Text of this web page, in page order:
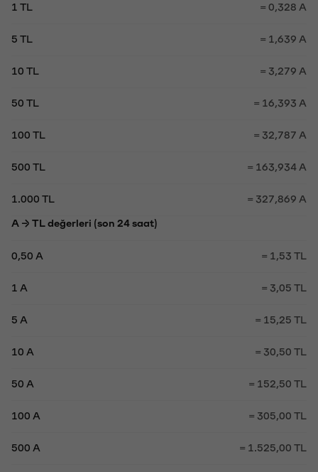
1 TL = 0,328 A
5 TL = 1,639 A
10 TL = 3,279 A
50 TL = 16,393 A
100 TL = 32,787 A
500 TL = 163,934 A
1.000 TL = 327,869 A
A → TL değerleri (son 24 saat)
0,50 A = 1,53 TL
1 A = 3,05 TL
5 A = 15,25 TL
10 A = 30,50 TL
50 A = 152,50 TL
100 A = 305,00 TL
500 A = 1.525,00 TL